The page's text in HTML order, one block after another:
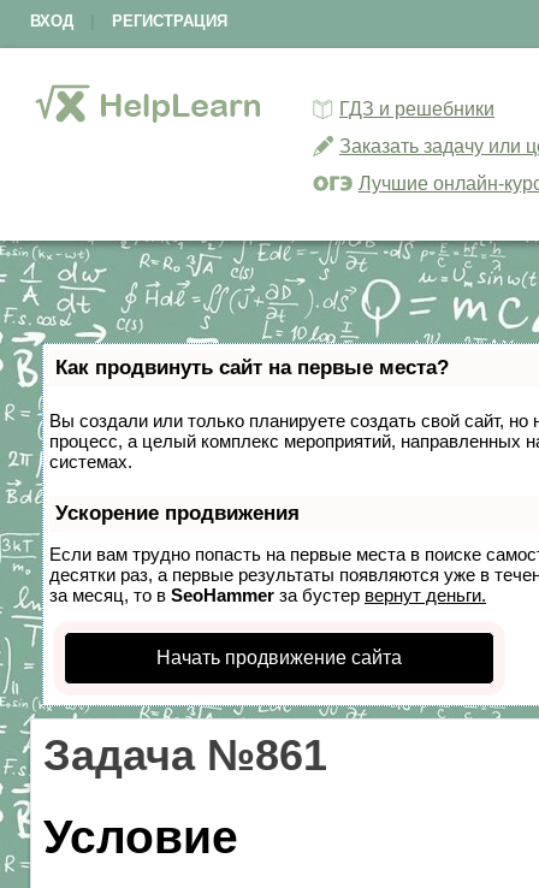
ВХОД РЕГИСТРАЦИЯ
ГДЗ и решебники
Заказать задачу или
Лучшие онлайн-
Как продвинуть сайт на первые места?
Вы создали или только планируете создать свой сайт,
процесс, а целый комплекс мероприятий, направленных
системах.
Ускорение продвижения
Если вам трудно попасть на первые места в поиске
десятки раз, а первые результаты появляются уже в
за месяц, то в SeoHammer за бустер вернут деньги.
Начать продвижение сайта
Задача №861
Условие